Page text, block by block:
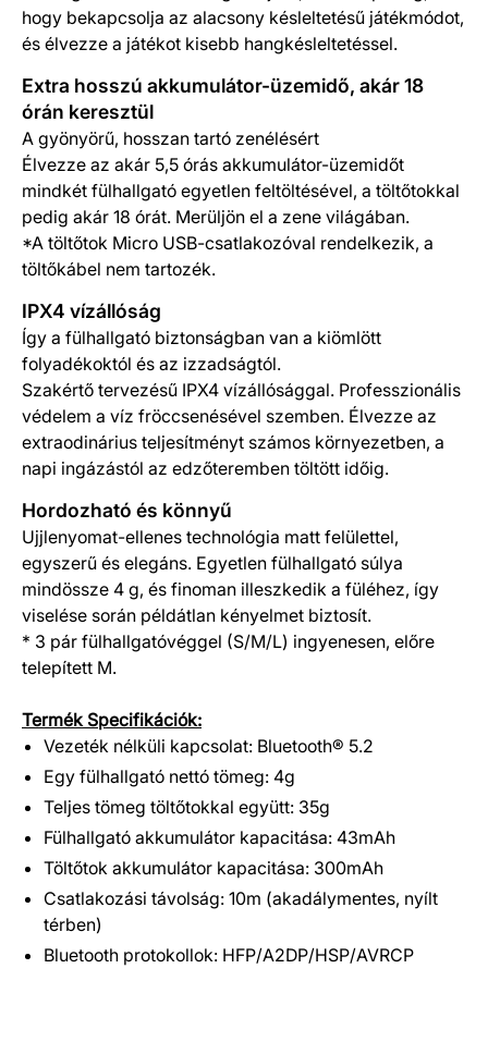
hogy bekapcsolja az alacsony késleltetésű játékmódot,
és élvezze a játékot kisebb hangkésleltetéssel.
Extra hosszú akkumulátor-üzemidő, akár 18
órán keresztül
A gyönyörű, hosszan tartó zenélésért
Élvezze az akár 5,5 órás akkumulátor-üzemidőt
mindkét fülhallgató egyetlen feltöltésével, a töltőtokkal
pedig akár 18 órát. Merüljön el a zene világában.
*A töltőtok Micro USB-csatlakozóval rendelkezik, a
töltőkábel nem tartozék.
IPX4 vízállóság
Így a fülhallgató biztonságban van a kiömlött
folyadékoktól és az izzadságtól.
Szakértő tervezésű IPX4 vízállósággal. Professzionális
védelem a víz fröccsenésével szemben. Élvezze az
extraodinárius teljesítményt számos környezetben, a
napi ingázástól az edzőteremben töltött időig.
Hordozható és könnyű
Ujjlenyomat-ellenes technológia matt felülettel,
egyszerű és elegáns. Egyetlen fülhallgató súlya
mindössze 4 g, és finoman illeszkedik a füléhez, így
viselése során példátlan kényelmet biztosít.
* 3 pár fülhallgatóvéggel (S/M/L) ingyenesen, előre
telepített M.
Termék Specifikációk:
Vezeték nélküli kapcsolat: Bluetooth® 5.2
Egy fülhallgató nettó tömeg: 4g
Teljes tömeg töltőtokkal együtt: 35g
Fülhallgató akkumulátor kapacitása: 43mAh
Töltőtok akkumulátor kapacitása: 300mAh
Csatlakozási távolság: 10m (akadálymentes, nyílt
térben)
Bluetooth protokollok: HFP/A2DP/HSP/AVRCP